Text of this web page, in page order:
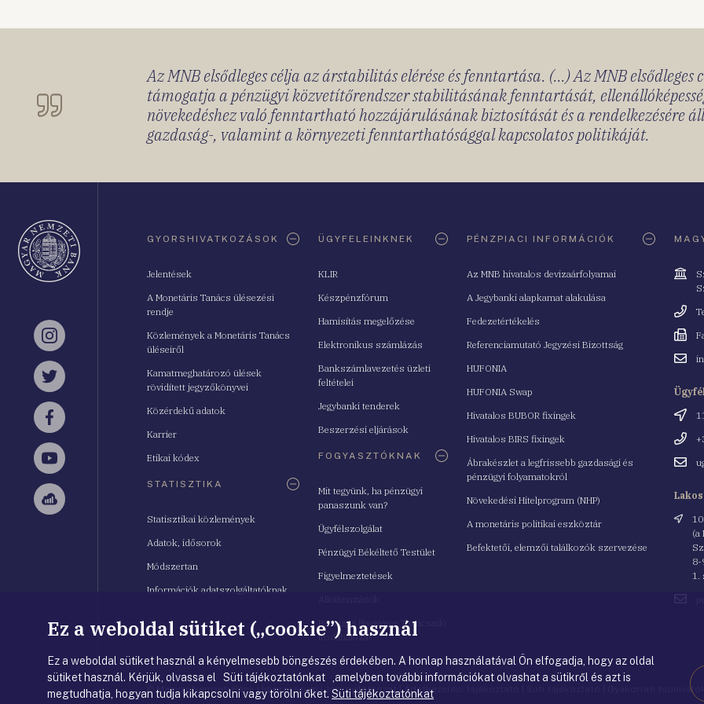
Az MNB elsődleges célja az árstabilitás elérése és fenntartása. (...) Az MNB elsődleges
támogatja a pénzügyi közvetítőrendszer stabilitásának fenntartását,
növekedéshez való fenntartható hozzájárulásának biztosítását és a rendelkezésére
gazdaság-, valamint a környezeti fenntarthatósággal kapcsolatos politikáját.
Instagram
Twitter
Facebook
YouTube
Sellsy
GYORSHIVATKOZÁSOK
Jelentések
A Monetáris Tanács ülésezési
rendje
Közlemények a Monetáris Tanács
üléseiről
Kamatmeghatározó ülések
rövidített jegyzőkönyvei
Közérdekű adatok
Karrier
Etikai kódex
STATISZTIKA
Statisztikai közlemények
Adatok, idősorok
Módszertan
Információk adatszolgáltatóknak
ÜGYFELEINKNEK
KLIR
Készpénzfórum
Hamisítás megelőzése
Elektronikus számlázás
Bankszámlavezetés üzleti
feltételei
Jegybanki tenderek
Beszerzési eljárások
FOGYASZTÓKNAK
Mit tegyünk, ha pénzügyi
panaszunk van?
Ügyfélszolgálat
Pénzügyi Békéltető Testület
Figyelmeztetések
Pénzügyi Navigátor Tanácsadó
Irodahálózat
PÉNZPIACI INFORMÁCIÓK
Az MNB hivatalos devizaárfolyamai
A Jegybanki alapkamat alakulása
Fedezetértékelés
Referenciamutató Jegyzési Bizottság
HUFONIA
HUFONIA Swap
Hivatalos BUBOR fixingek
Hivatalos BIRS fixingek
Ábrakészlet a legfrissebb gazdasági és
pénzügyi folyamatokról
Növekedési Hitelprogram (NHP)
A monetáris politikai eszköztár
Befektetői, elemzői találkozók szervezése
Cím
Fax
Email
Cím
Email
Cím
(a
8-
1.
© Magyar Nemzeti Bank |Impresszum |Jogi nyilatkozat|Adatkezelési tájékoztató Gyakorlati
Ez a weboldal sütiket („cookie”) használ
Ez a weboldal sütiket használ a kényelmesebb böngészés érdekében. A honlap használatával Ön elfogadja, hogy az oldal
sütiket használ. Kérjük, olvassa el Süti tájékoztatónkat ,amelyben további információkat olvashat a sütikről és azt is
megtudhatja, hogyan tudja kikapcsolni vagy törölni őket. Süti tájékoztatónkat